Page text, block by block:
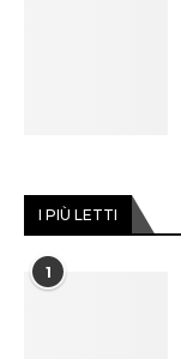
I PIÙ LETTI
1